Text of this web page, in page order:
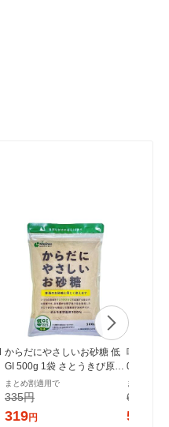
からだにやさしいお砂糖 低
GI 500g 1袋 さとうきび原料
100% チャック付き袋 大東
製糖
まとめ割適用で
335円
319円
味の素
00g袋
プの素
まとめ割適
609円
579